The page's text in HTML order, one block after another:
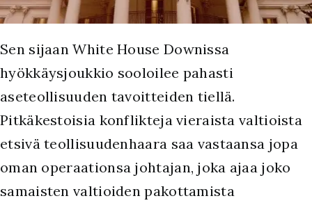
Sen sijaan White House Downissa
hyökkäysjoukkio sooloilee pahasti
aseteollisuuden tavoitteiden tiellä.
Pitkäkestoisia konflikteja vieraista valtioista
etsivä teollisuudenhaara saa vastaansa jopa
oman operaationsa johtajan, joka ajaa joko
samaisten valtioiden pakottamista